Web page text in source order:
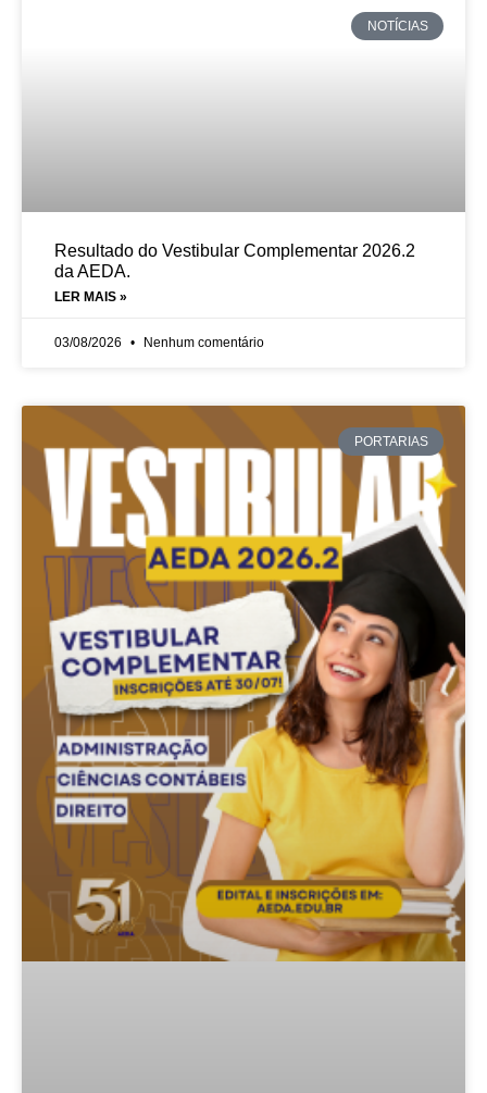
NOTÍCIAS
Resultado do Vestibular Complementar 2026.2
da AEDA.
LER MAIS »
03/08/2026 Nenhum comentário
PORTARIAS